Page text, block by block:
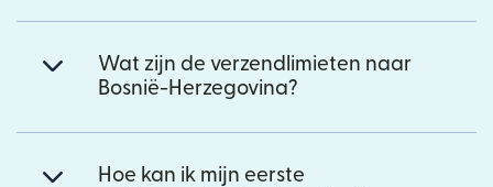
Wat zijn de verzendlimieten naar
Bosnië-Herzegovina?
Hoe kan ik mijn eerste